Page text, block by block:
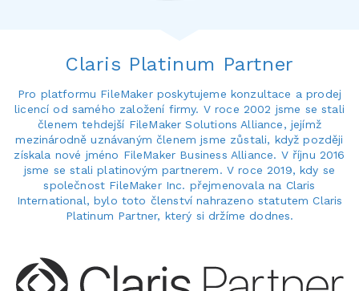
Claris Platinum Partner
Pro platformu FileMaker poskytujeme konzultace a prodej
licencí od samého založení firmy. V roce 2002 jsme se stali
členem tehdejší FileMaker Solutions Alliance, jejímž
mezinárodně uznávaným členem jsme zůstali, když později
získala nové jméno FileMaker Business Alliance. V říjnu 2016
jsme se stali platinovým partnerem. V roce 2019, kdy se
společnost FileMaker Inc. přejmenovala na Claris
International, bylo toto členství nahrazeno statutem Claris
Platinum Partner, který si držíme dodnes.